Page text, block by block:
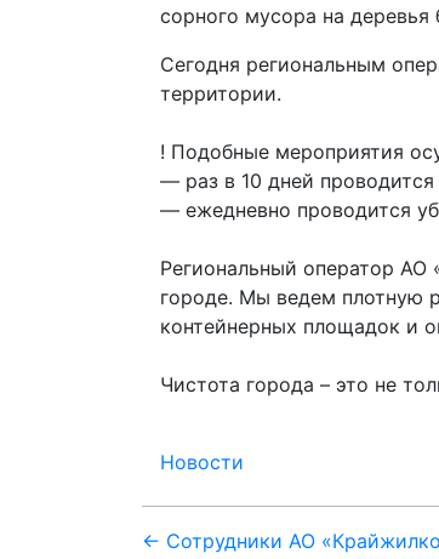
сорного мусора на
Сегодня региональным
территории.
! Подобные мероприятия
— раз в 10 дней
— ежедневно проводится
Региональный оператор
городе. Мы ведем плотную
контейнерных площадок и
Чистота города – это не
Новости
Навигация
← Сотрудники АО